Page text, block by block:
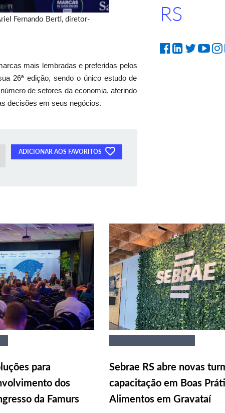
Fernando Berti, diretor-
mais lembradas e preferidas pelos
26ª edição, sendo o único estudo de
de setores da economia, aferindo
decisões em seus negócios.
ADICIONAR AOS FAVORITOS
RS
para
dos
da Famurs
Sebrae RS abre novas
capacitação em Boas
Alimentos em Gravataí